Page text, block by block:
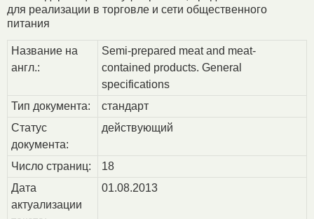
для реализации в торговле и сети общественного
питания
Название на
англ.:
Semi-prepared meat and meat-
contained products. General
specifications
Тип документа:
стандарт
Статус
документа:
действующий
Число страниц:
18
Дата
актуализации
01.08.2013